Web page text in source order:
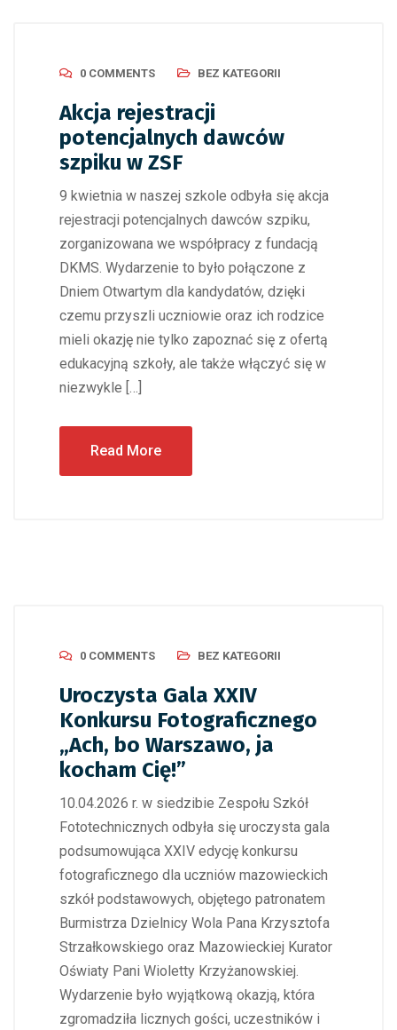
0 COMMENTS BEZ KATEGORII
Akcja rejestracji
potencjalnych dawców
szpiku w ZSF
9 kwietnia w naszej szkole odbyła się akcja
rejestracji potencjalnych dawców szpiku,
zorganizowana we współpracy z fundacją
DKMS. Wydarzenie to było połączone z
Dniem Otwartym dla kandydatów, dzięki
czemu przyszli uczniowie oraz ich rodzice
mieli okazję nie tylko zapoznać się z ofertą
edukacyjną szkoły, ale także włączyć się w
niezwykle […]
Read More
0 COMMENTS BEZ KATEGORII
Uroczysta Gala XXIV
Konkursu Fotograficznego
„Ach, bo Warszawo, ja
kocham Cię!”
10.04.2026 r. w siedzibie Zespołu Szkół
Fototechnicznych odbyła się uroczysta gala
podsumowująca XXIV edycję konkursu
fotograficznego dla uczniów mazowieckich
szkół podstawowych, objętego patronatem
Burmistrza Dzielnicy Wola Pana Krzysztofa
Strzałkowskiego oraz Mazowieckiej Kurator
Oświaty Pani Wioletty Krzyżanowskiej.
Wydarzenie było wyjątkową okazją, która
zgromadziła licznych gości, uczestników i